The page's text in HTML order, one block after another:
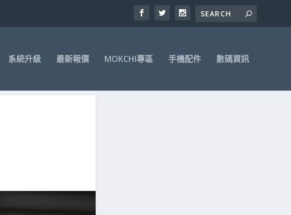
系統升級 最新報價 MOKCHI專區 手機配件 數碼資訊